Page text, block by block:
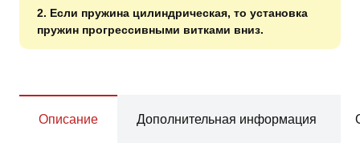
2. Если пружина цилиндрическая, то установка
пружин прогрессивными витками вниз.
Описание Дополнительная информация